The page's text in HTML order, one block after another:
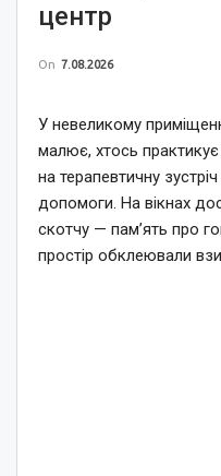
центр
On 7.08.2026
У невеликому
малює, хтось практикує
на терапевтичну
допомоги. На вікнах
скотчу — пам’ять про
простір обклеювали